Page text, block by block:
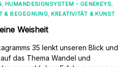
, HUMANDESIGNSYSTEM - GENEKEYS,
& BEGEGNUNG, KREATIVITÄT & KUNST
Weisheit
35 lenkt unseren Blick und
das Thema Wandel und